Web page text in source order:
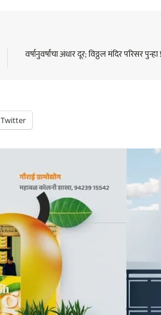
वर्षानुवर्षांचा अंधार दूर; विठ्ठल मंदिर परिसर
Twitter